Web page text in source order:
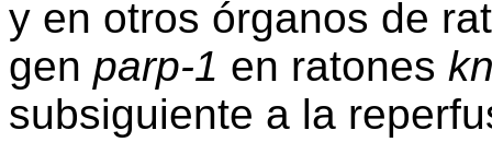
y en otros órganos de
gen parp-1 en ratones
subsiguiente a la